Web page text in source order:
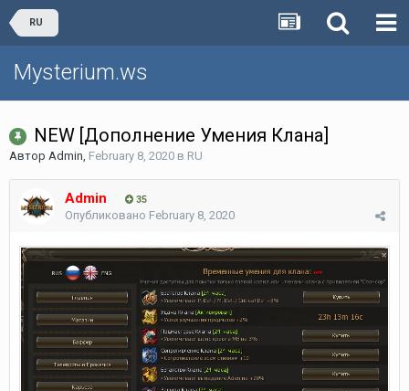
RU
Mysterium.ws
NEW [Дополнение Умения Клана]
Автор Admin, February 8, 2020 в RU
Admin 35
Опубликовано February 8, 2020